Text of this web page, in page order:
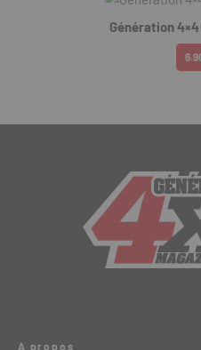
Génération
A propos